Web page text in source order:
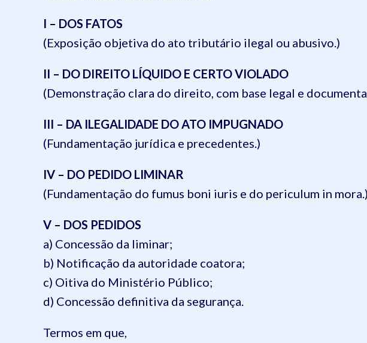
I – DOS FATOS
(Exposição objetiva do ato tributário ilegal ou abusivo.)
II – DO DIREITO LÍQUIDO E CERTO VIOLADO
(Demonstração clara do direito, com base legal e
III – DA ILEGALIDADE DO ATO IMPUGNADO
(Fundamentação jurídica e precedentes.)
IV – DO PEDIDO LIMINAR
(Fundamentação do fumus boni iuris e do periculum in mora.)
V – DOS PEDIDOS
a) Concessão da liminar;
b) Notificação da autoridade coatora;
c) Oitiva do Ministério Público;
d) Concessão definitiva da segurança.
Termos em que,